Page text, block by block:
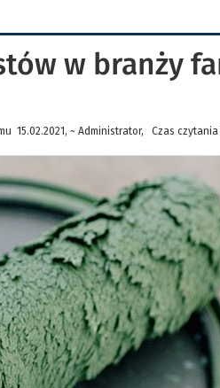
w branży
15.02.2021, ~ Administrator, Czas czytania